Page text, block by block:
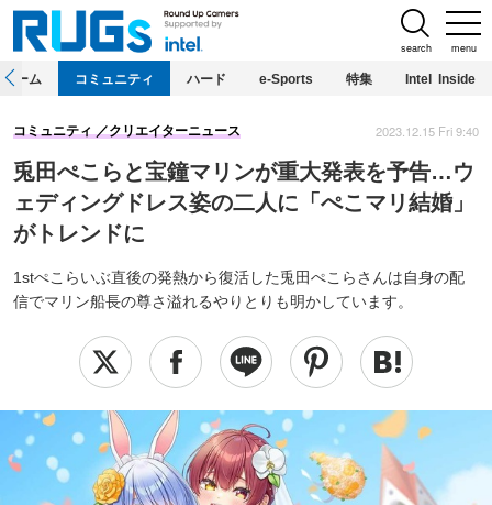
menu
search
ホーム コミュニティ ハード e-Sports 特集 Intel Inside
兎田ぺこらと宝鐘マリンが重大発表を予告…ウ
ェディングドレス姿の二人に「ぺこマリ結婚」
がトレンドに
1stぺこらいぶ直後の発熱から復活した兎田ぺこらさんは自身の配
信でマリン船長の尊さ溢れるやりとりも明かしています。
コミュニティ クリエイターニュース 2023.12.15 Fri 9:40